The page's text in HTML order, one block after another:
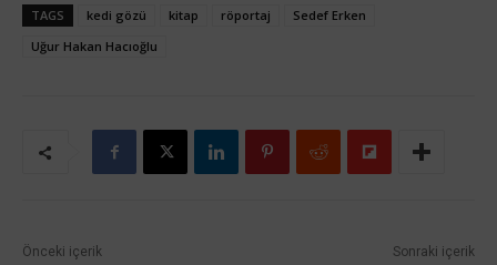
TAGS kedi gözü kitap röportaj
Sedef Erken
Uğur Hakan Hacıoğlu
Önceki içerik Sonraki içerik